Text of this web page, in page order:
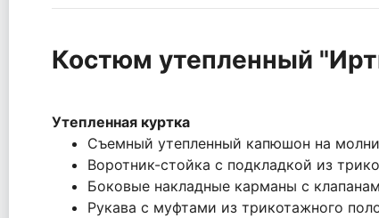
Костюм утепленный
Утепленная куртка
Съемный утепленный капюшон на
Воротник-стойка с подкладкой из
Боковые накладные карманы с
Рукава с муфтами из трикотажного